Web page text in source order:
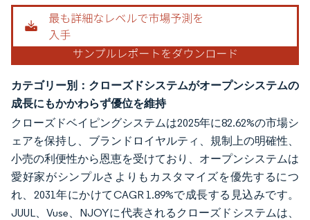
画像 © Mordor Intelligence。再利用にはCC BY 4.0の表示が必要です。
カテゴリー別：クローズドシステムがオープンシステムの
成長にもかかわらず優位を維持
クローズドベイピングシステムは2025年に82.62%の市場シ
ェアを保持し、ブランドロイヤルティ、規制上の明確性、
小売の利便性から恩恵を受けており、オープンシステムは
愛好家がシンプルさよりもカスタマイズを優先するにつ
れ、2031年にかけてCAGR 1.89%で成長する見込みです。
JUUL、Vuse、NJOYに代表されるクローズドシステムは、